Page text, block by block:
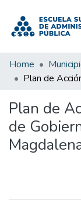
Home
Plan de
de